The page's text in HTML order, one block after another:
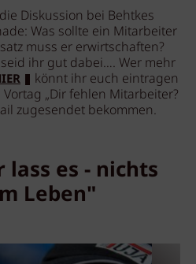
Diskussion bei Behtkes
Was sollte ein Mitarbeiter
muss er erwirtschaften?
ihr gut dabei…. Wer mehr
könnt ihr euch eintragen
„Dir fehlen Mitarbeiter?
zugesendet bekommen.
lass es - nichts
Leben"